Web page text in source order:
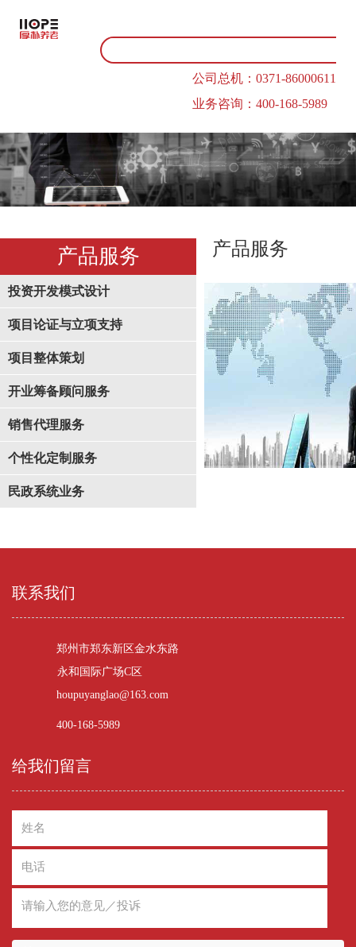
公司总机：0371-86000611
业务咨询：400-168-5989
产品服务
投资开发模式设计
项目论证与立项支持
项目整体策划
开业筹备顾问服务
销售代理服务
个性化定制服务
民政系统业务
产品服务
联系我们
郑州市郑东新区金水东路
永和国际广场C区
houpuyanglao@163.com
400-168-5989
给我们留言